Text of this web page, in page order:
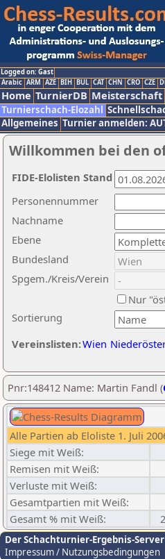
Logged on: Gast
Arabic ARM AZE BIH BUL CAT CHN CRO CZE
Home TurnierDB Meisterschaft
Turnierschach-Elozahl
Allgemeines Turnier anmelden:
Willkommen bei den
Nachname
Ebene
Sortierung
Personennummer
Bundesland
Spgem./Kreis/Verein
Nur
Vereinslisten:Wien
FIDE-Elolisten Stand
Pnr:148412 Name: Martin Fandl (
Alle Partien ab Eloliste 1. Juli
Siege mit Weiß:
Remisen mit Weiß:
Verluste mit Weiß:
Gesamtpartien mit Weiß:
Gesamt % mit Weiß:
Der Schachturnier-Ergebnis-Server
Impressum / Nutzungsbedingungen